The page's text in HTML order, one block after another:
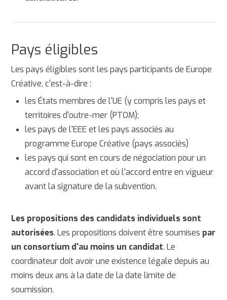
Pays éligibles
Les pays éligibles sont les pays participants de Europe
Créative, c'est-à-dire :
les États membres de l'UE (y compris les pays et
territoires d'outre-mer (PTOM);
les pays de l'EEE et les pays associés au
programme Europe Créative (pays associés)
les pays qui sont en cours de négociation pour un
accord d'association et où l'accord entre en vigueur
avant la signature de la subvention.
Les propositions des candidats individuels sont
autorisées. Les propositions doivent être soumises par
un consortium d'au moins un candidat. Le
coordinateur doit avoir une existence légale depuis au
moins deux ans à la date de la date limite de
soumission.